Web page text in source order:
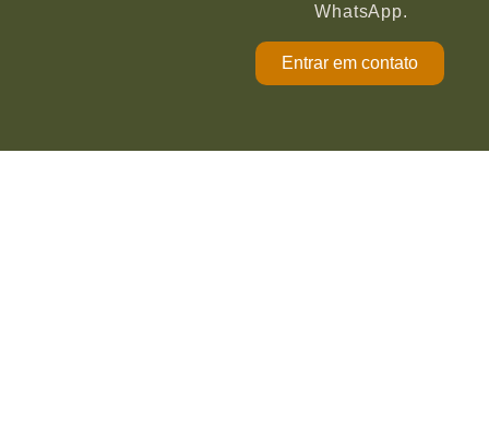
WhatsApp.
Entrar em contato